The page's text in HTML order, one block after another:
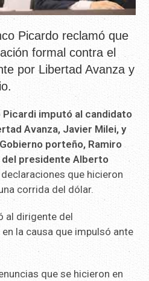
Picardo reclamó que
formal contra el
por Libertad Avanza y
imputó al candidato
Avanza, Javier Milei, y
porteño, Ramiro
del presidente Alberto
que hicieron
corrida del dólar.
al dirigente del
en la causa que impulsó ante
que se hicieron en